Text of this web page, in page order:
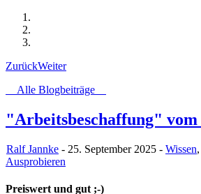
ZurückWeiter
Alle Blogbeiträge
"Arbeitsbeschaffung"
Ralf Jannke - 25. September 2025 - Wissen,
Ausprobieren
Preiswert und gut ;-)